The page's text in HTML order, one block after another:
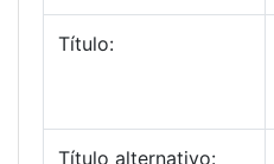
Título:
Título alternativo: